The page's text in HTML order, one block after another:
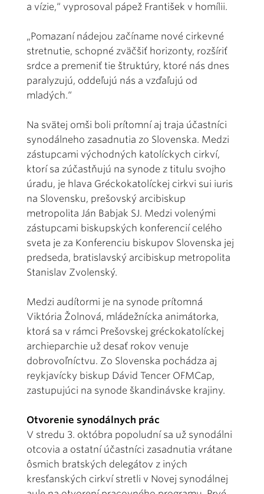
a vízie,“ vyprosoval pápež František v homílii.
„Pomazaní nádejou začíname nové cirkevné
stretnutie, schopné zväčšiť horizonty, rozšíriť
srdce a premeniť tie štruktúry, ktoré nás dnes
paralyzujú, oddeľujú nás a vzďaľujú od
mladých.“
Na svätej omši boli prítomní aj traja účastníci
synodálneho zasadnutia zo Slovenska. Medzi
zástupcami východných katolíckych cirkví,
ktorí sa zúčastňujú na synode z titulu svojho
úradu, je hlava Gréckokatolíckej cirkvi sui iuris
na Slovensku, prešovský arcibiskup
metropolita Ján Babjak SJ. Medzi volenými
zástupcami biskupských konferencií celého
sveta je za Konferenciu biskupov Slovenska jej
predseda, bratislavský arcibiskup metropolita
Stanislav Zvolenský.
Medzi audítormi je na synode prítomná
Viktória Žolnová, mládežnícka animátorka,
ktorá sa v rámci Prešovskej gréckokatolíckej
archieparchie už desať rokov venuje
dobrovoľníctvu. Zo Slovenska pochádza aj
reykjavícky biskup Dávid Tencer OFMCap,
zastupujúci na synode škandinávske krajiny.
Otvorenie synodálnych prác
V stredu 3. októbra popoludní sa už synodálni
otcovia a ostatní účastníci zasadnutia vrátane
ôsmich bratských delegátov z iných
kresťanských cirkví stretli v Novej synodálnej